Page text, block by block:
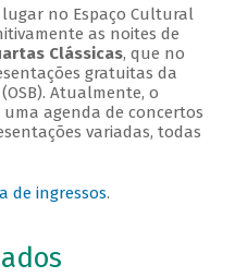
no Espaço Cultural
as noites de
Clássicas, que no
gratuitas da
Atualmente, o
agenda de concertos
variadas, todas
de ingressos.